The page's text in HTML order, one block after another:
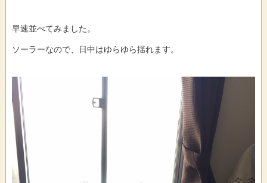
早速並べてみました。
ソーラーなので、日中はゆらゆら揺れます。